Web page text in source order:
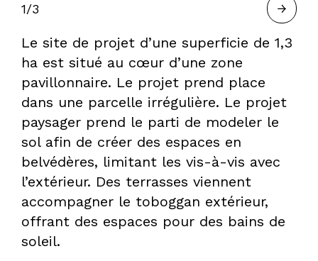
HERVÉ
GASTEL,
PAYSAGISTE
DPLG
1/3
Le site de projet d’une superficie de 1,3
ha est situé au cœur d’une zone
pavillonnaire. Le projet prend place
dans une parcelle irrégulière. Le projet
paysager prend le parti de modeler le
sol afin de créer des espaces en
belvédères, limitant les vis-à-vis avec
l’extérieur. Des terrasses viennent
accompagner le toboggan extérieur,
offrant des espaces pour des bains de
soleil.